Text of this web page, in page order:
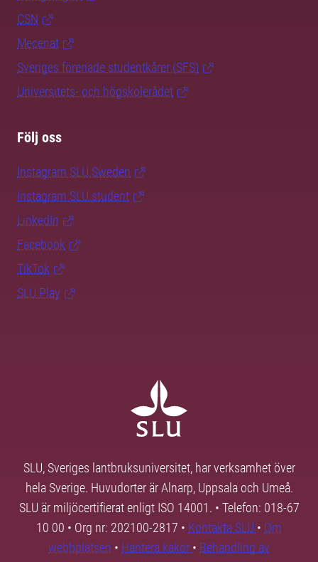
CSN
Mecenat
Sveriges förenade studentkårer (SFS)
Universitets- och högskolerådet
Följ oss
Instagram SLU.Sweden
Instagram SLU.student
LinkedIn
Facebook
TikTok
SLU Play
SLU, Sveriges lantbruksuniversitet, har verksamhet över
hela Sverige. Huvudorter är Alnarp, Uppsala och Umeå.
SLU är miljöcertifierat enligt ISO 14001. • Telefon: 018-67
10 00 • Org nr: 202100-2817 • Kontakta SLU • Om
webbplatsen • Hantera kakor • Behandling av